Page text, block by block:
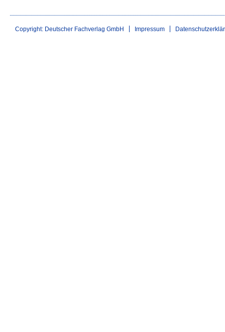
Copyright: Deutscher Fachverlag GmbH Impressum